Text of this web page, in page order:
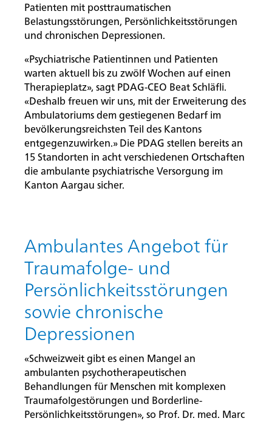
Patienten mit posttraumatischen
Belastungsstörungen, Persönlichkeitsstörungen
und chronischen Depressionen.
«Psychiatrische Patientinnen und Patienten
warten aktuell bis zu zwölf Wochen auf einen
Therapieplatz», sagt PDAG-CEO Beat Schläfli.
«Deshalb freuen wir uns, mit der Erweiterung des
Ambulatoriums dem gestiegenen Bedarf im
bevölkerungsreichsten Teil des Kantons
entgegenzuwirken.» Die PDAG stellen bereits an
15 Standorten in acht verschiedenen Ortschaften
die ambulante psychiatrische Versorgung im
Kanton Aargau sicher.
Ambulantes Angebot für
Traumafolge- und
Persönlichkeitsstörungen
sowie chronische
Depressionen
«Schweizweit gibt es einen Mangel an
ambulanten psychotherapeutischen
Behandlungen für Menschen mit komplexen
Traumafolgestörungen und Borderline-
Persönlichkeitsstörungen», so Prof. Dr. med. Marc